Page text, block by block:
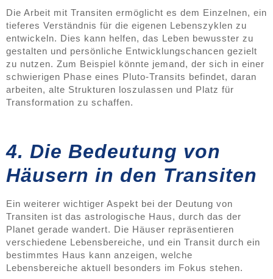
Die Arbeit mit Transiten ermöglicht es dem Einzelnen, ein
tieferes Verständnis für die eigenen Lebenszyklen zu
entwickeln. Dies kann helfen, das Leben bewusster zu
gestalten und persönliche Entwicklungschancen gezielt
zu nutzen. Zum Beispiel könnte jemand, der sich in einer
schwierigen Phase eines Pluto-Transits befindet, daran
arbeiten, alte Strukturen loszulassen und Platz für
Transformation zu schaffen.
4. Die Bedeutung von
Häusern in den Transiten
Ein weiterer wichtiger Aspekt bei der Deutung von
Transiten ist das astrologische Haus, durch das der
Planet gerade wandert. Die Häuser repräsentieren
verschiedene Lebensbereiche, und ein Transit durch ein
bestimmtes Haus kann anzeigen, welche
Lebensbereiche aktuell besonders im Fokus stehen.